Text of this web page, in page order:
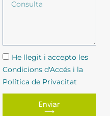
He llegit i accepto les
Condicions d'Accés i la
Política de Privacitat
Enviar
⟶